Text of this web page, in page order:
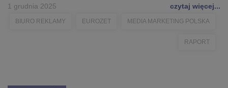
1 grudnia 2025 czytaj więcej...
BIURO REKLAMY EUROZET MEDIA MARKETING POLSKA
RAPORT